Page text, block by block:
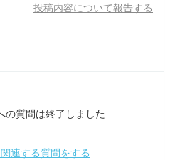
投稿内容について報告する
の質問は終了しました
連する質問をする